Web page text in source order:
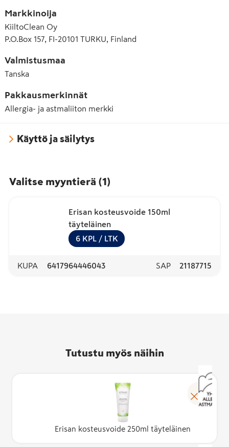
Markkinoija
KiiltoClean Oy
P.O.Box 157, FI-20101 TURKU, Finland
Valmistusmaa
Tanska
Pakkausmerkinnät
Allergia- ja astmaliiton merkki
Käyttö ja säilytys
Valitse myyntierä (1)
Erisan kosteusvoide 150ml
täyteläinen
6 KPL / LTK
KUPA 6417964446043 SAP 21187715
Tutustu myös näihin
Erisan kosteusvoide 250ml täyteläinen